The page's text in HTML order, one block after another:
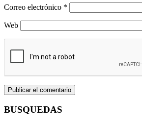
Correo electrónico *
Web
BUSQUEDAS